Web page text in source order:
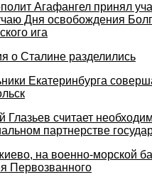
Агафангел принял
Дня освобождения
ига
о Сталине разделились
Екатеринбурга
Глазьев считает
партнерстве
на военно-морской
Первозванного